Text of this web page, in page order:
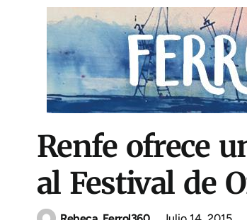
Renfe ofrece
al Festival de